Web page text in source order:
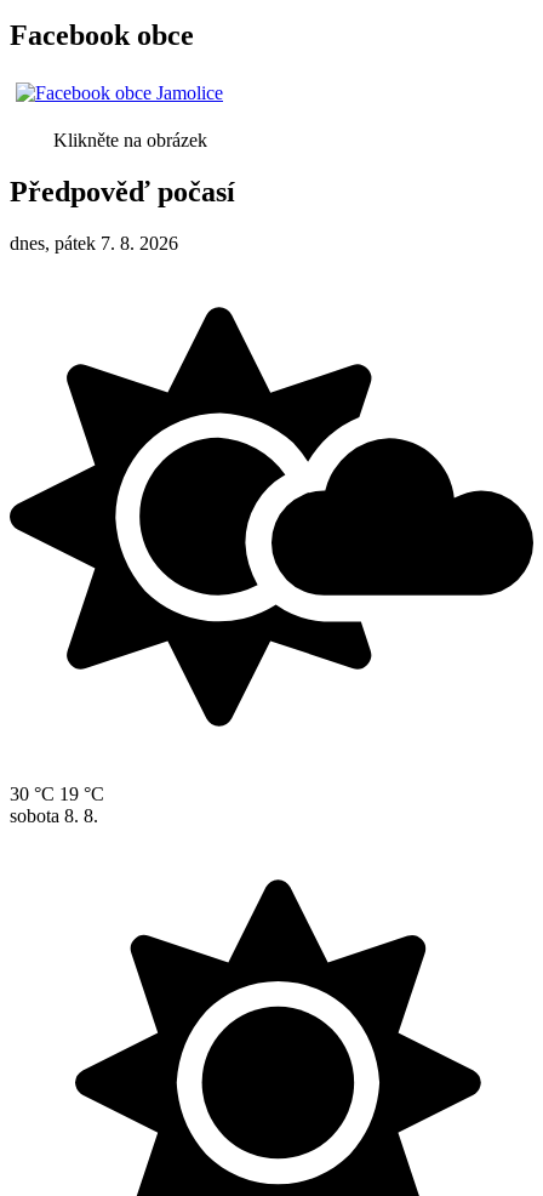
Facebook obce
Klikněte na obrázek
Předpověď počasí
dnes, pátek 7. 8. 2026
30 °C 19 °C
sobota 8. 8.